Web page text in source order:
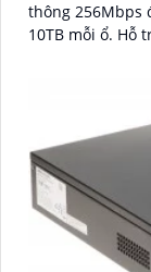
thông 256Mbps đầu vào
10TB